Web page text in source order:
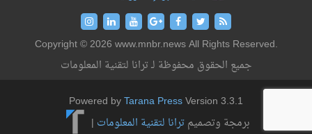
Copyright © 2026 www.mnbr.news All Rights Reserved.
جميع الحقوق محفوظة لـ ترانا لتقنية المعلومات
Powered byTarana PressVersion 3.3.1
برمجة وتصميمترانا لتقنية المعلومات |